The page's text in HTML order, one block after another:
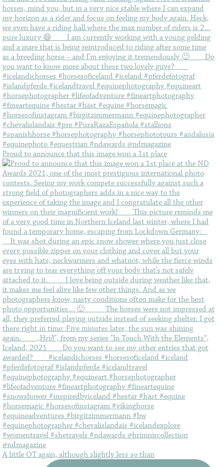
Proud to announce that this image won a 1st place
A little OT again, although slightly less so than